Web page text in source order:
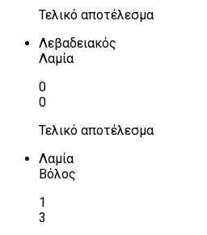
Τελικό αποτέλεσμα
Λεβαδειακός
Λαμία
0
0
Τελικό αποτέλεσμα
Λαμία
Βόλος
1
3